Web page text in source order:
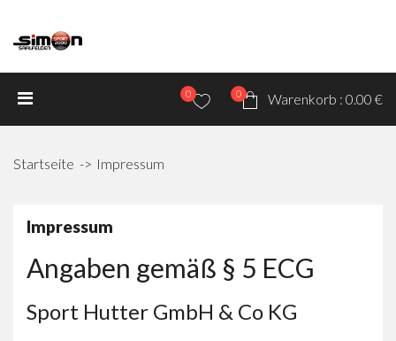
0 0 Warenkorb : 0.00 €
Startseite Impressum
Impressum
Angaben gemäß § 5 ECG
Sport Hutter GmbH & Co KG